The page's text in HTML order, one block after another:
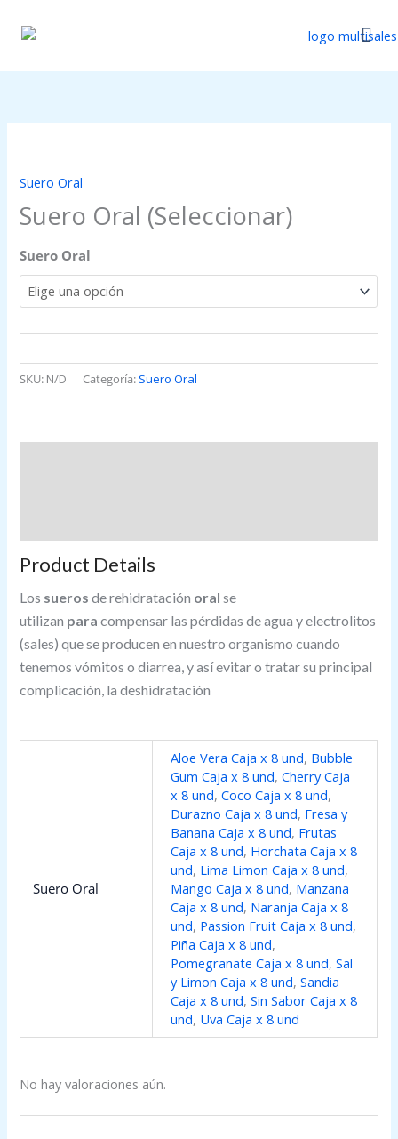
Suero Oral
Suero Oral (Seleccionar)
Suero Oral
(Seleccionar)
SKU: N/D Categoría: Suero Oral
Product Details
Los sueros de rehidratación oral se
utilizan para compensar las pérdidas de agua y electrolitos
(sales) que se producen en nuestro organismo cuando
tenemos vómitos o diarrea, y así evitar o tratar su principal
complicación, la deshidratación
Suero Oral
Aloe Vera Caja x 8 und, Bubble
Gum Caja x 8 und, Cherry Caja
x 8 und, Coco Caja x 8 und,
Durazno Caja x 8 und, Fresa y
Banana Caja x 8 und, Frutas
Caja x 8 und, Horchata Caja x 8
und, Lima Limon Caja x 8 und,
Mango Caja x 8 und, Manzana
Caja x 8 und, Naranja Caja x 8
und, Passion Fruit Caja x 8 und,
Piña Caja x 8 und,
Pomegranate Caja x 8 und, Sal
y Limon Caja x 8 und, Sandia
Caja x 8 und, Sin Sabor Caja x 8
und, Uva Caja x 8 und
No hay valoraciones aún.